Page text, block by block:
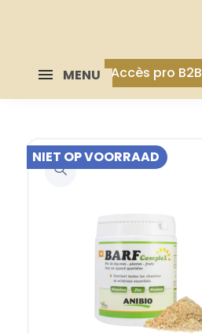
MENU Accès pro B2B
NIET OP VOORRAAD